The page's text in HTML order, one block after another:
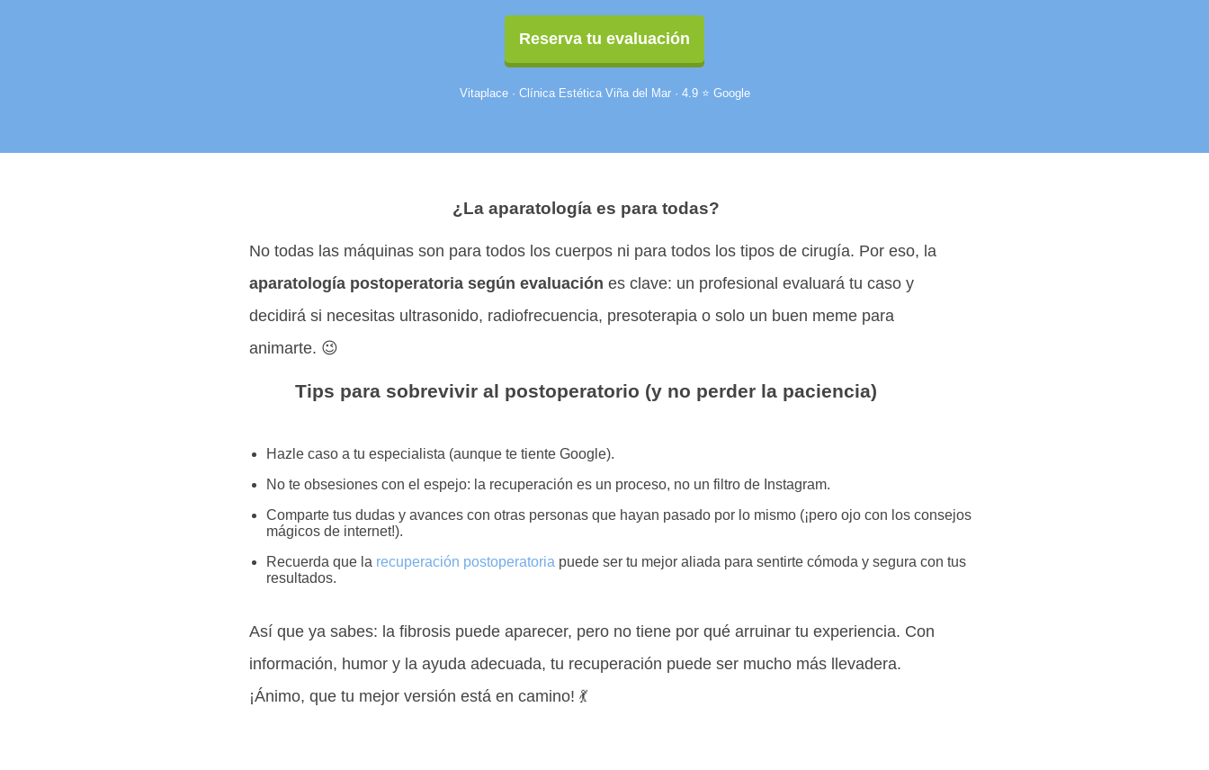
Reserva tu evaluación
Vitaplace · Clínica Estética Viña del Mar · 4.9 ⭐ Google
¿La aparatología es para todas?
No todas las máquinas son para todos los cuerpos ni para todos los tipos de cirugía. Por eso, la
aparatología postoperatoria según evaluación es clave: un profesional evaluará tu caso y
decidirá si necesitas ultrasonido, radiofrecuencia, presoterapia o solo un buen meme para
animarte. 😉
Tips para sobrevivir al postoperatorio (y no perder la paciencia)
Hazle caso a tu especialista (aunque te tiente Google).
No te obsesiones con el espejo: la recuperación es un proceso, no un filtro de Instagram.
Comparte tus dudas y avances con otras personas que hayan pasado por lo mismo (¡pero ojo con los consejos
mágicos de internet!).
Recuerda que la recuperación postoperatoria puede ser tu mejor aliada para sentirte cómoda y segura con tus
resultados.
Así que ya sabes: la fibrosis puede aparecer, pero no tiene por qué arruinar tu experiencia. Con
información, humor y la ayuda adecuada, tu recuperación puede ser mucho más llevadera.
¡Ánimo, que tu mejor versión está en camino! 💃